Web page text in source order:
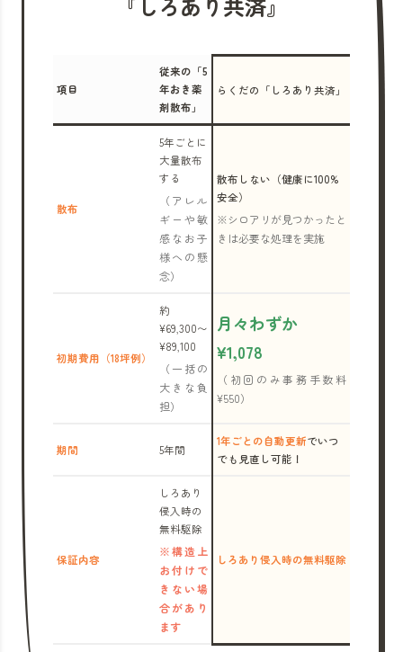
項目
従来の「5
年おき薬
剤散布」
らくだの「しろあり共済」
散布
5年ごとに
大量散布
する
（アレル
ギーや敏
感なお子
様への懸
念）
散布しない（健康に100%
安全）
※シロアリが見つかったと
きは必要な処理を実施
初期費用（18坪例）
約
¥69,300〜
¥89,100
（一括の
大きな負
担）
月々わずか
¥1,078
（初回のみ事務手数料
¥550）
期間 5年間
1年ごとの自動更新でいつ
でも見直し可能！
保証内容
しろあり
侵入時の
無料駆除
※構造上
お付けで
きない場
合があり
ます
しろあり侵入時の無料駆除